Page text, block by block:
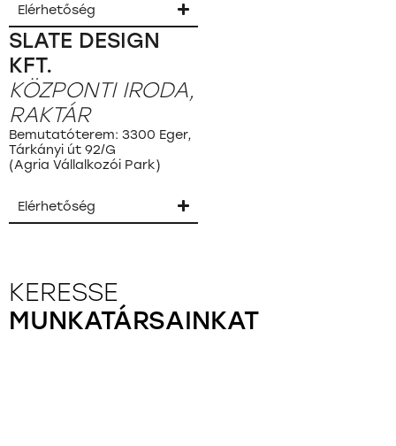
Elérhetőség
SLATE DESIGN
KFT.
KÖZPONTI IRODA,
RAKTÁR
Bemutatóterem: 3300 Eger,
Tárkányi út 92/G
(Agria Vállalkozói Park)
Elérhetőség
KERESSE
MUNKATÁRSAINKAT